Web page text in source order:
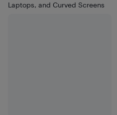
Laptops, and Curved Screens